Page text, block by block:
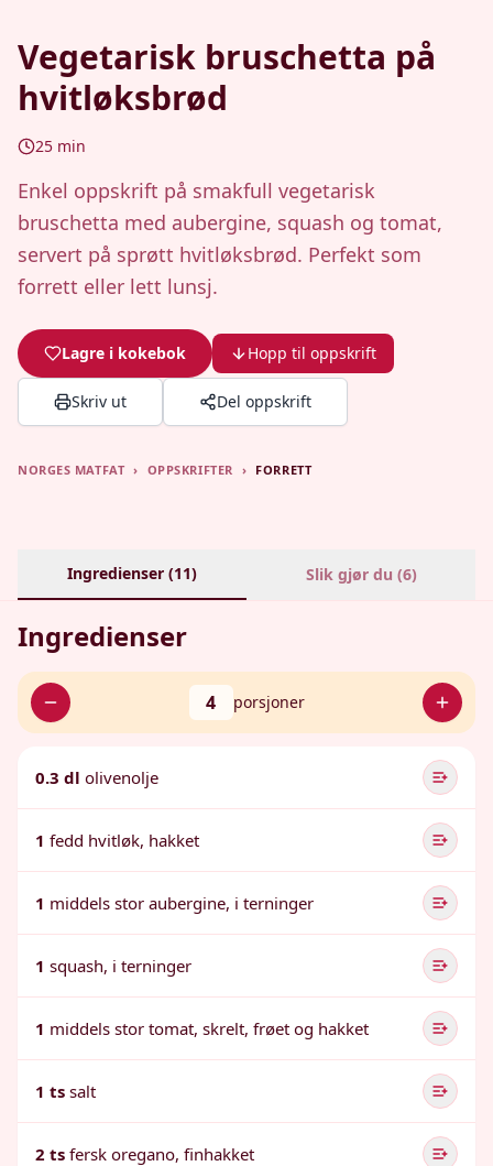
Vegetarisk bruschetta på
hvitløksbrød
25 min
Enkel oppskrift på smakfull vegetarisk
bruschetta med aubergine, squash og tomat,
servert på sprøtt hvitløksbrød. Perfekt som
forrett eller lett lunsj.
Lagre i kokebok Hopp til oppskrift
Skriv ut Del oppskrift
NORGES MATFAT › OPPSKRIFTER › FORRETT
Ingredienser (11) Slik gjør du (6)
Ingredienser
4 porsjoner
0.3 dl olivenolje
1 fedd hvitløk, hakket
1 middels stor aubergine, i terninger
1 squash, i terninger
1 middels stor tomat, skrelt, frøet og hakket
1 ts salt
2 ts fersk oregano, finhakket